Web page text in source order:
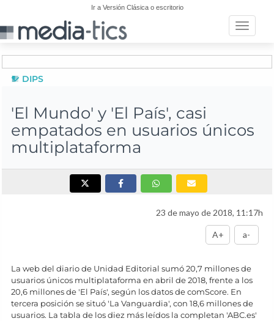
Ir a Versión Clásica o escritorio
Toggle
DIPS
'El Mundo' y 'El País', casi
empatados en usuarios únicos
multiplataforma
23 de mayo de 2018, 11:17h
A+ a-
La web del diario de Unidad Editorial sumó 20,7 millones de
usuarios únicos multiplataforma en abril de 2018, frente a los
20,6 millones de 'El País', según los datos de comScore. En
tercera posición se situó 'La Vanguardia', con 18,6 millones de
usuarios. La tabla de los diez más leídos la completan 'ABC.es'